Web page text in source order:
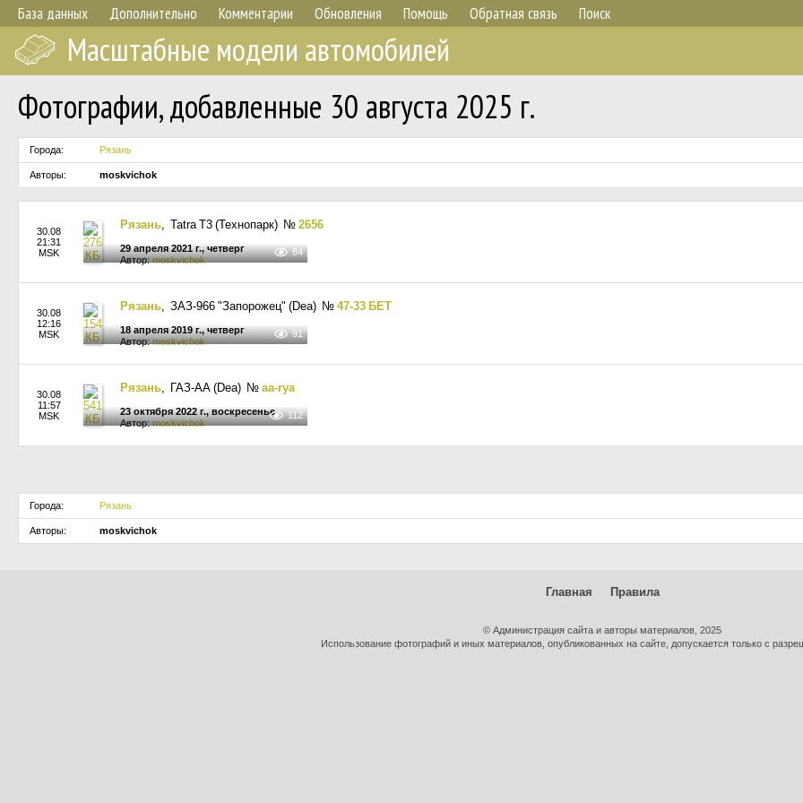
База данных Дополнительно Комментарии Обновления Помощь Обратная связь Поиск
Масштабные модели автомобилей
Фотографии, добавленные 30 августа 2025 г.
Города: Рязань
Авторы: moskvichok
30.08
21:31
MSK
84
Рязань, Tatra T3 (Технопарк) № 2656
29 апреля 2021 г., четверг
Автор:moskvichok
30.08
12:16
MSK
91
Рязань, ЗАЗ-966 "Запорожец" (Dea) № 47-33 БЕТ
18 апреля 2019 г., четверг
Автор:moskvichok
30.08
11:57
MSK
112
Рязань, ГАЗ-АА (Dea) № aa-rya
23 октября 2022 г., воскресенье
Автор:moskvichok
Города: Рязань
Авторы: moskvichok
Главная Правила
© Администрация сайта и авторы материалов, 2025
Использование фотографий и иных материалов, опубликованных на сайте, допускается только с